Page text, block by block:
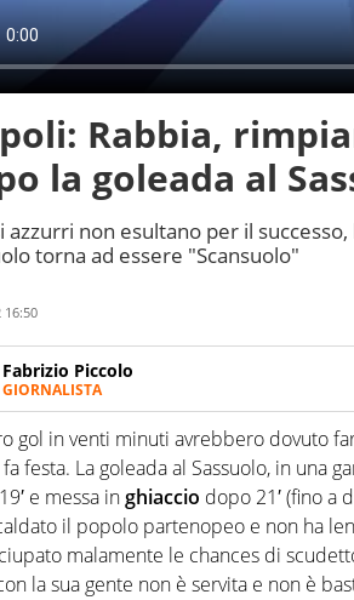
Rabbia,
la goleada al
azzurri non esultano per il
torna ad essere "Scansuolo"
16:50
Fabrizio Piccolo
GIORNALISTA
Nella sua carriera ha seguito numerose
agenzie e testate. Esperienza,
prevalentemente di calcio
gol in venti minuti avrebbero dovuto
festa. La goleada al Sassuolo, in una
e messa inghiaccio dopo 21′ (fino a
il popolo partenopeo e non ha
malamente le chances di
la sua gente non è servita e non è